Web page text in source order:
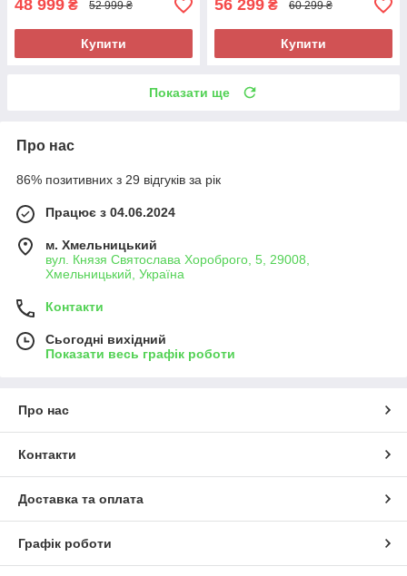
48 999 ₴ 52 999 ₴
Купити
56 299 ₴ 60 299 ₴
Купити
Показати ще
Про нас
86% позитивних з 29 відгуків за рік
Працює з 04.06.2024
м. Хмельницький
вул. Князя Святослава Хороброго, 5, 29008,
Хмельницький, Україна
Контакти
Сьогодні вихідний
Показати весь графік роботи
Про нас
Контакти
Доставка та оплата
Графік роботи